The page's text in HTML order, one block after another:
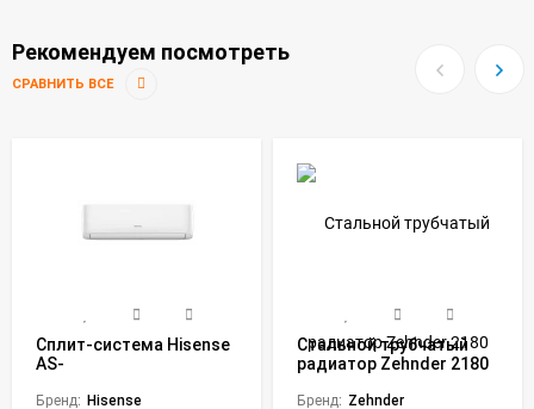
Рекомендуем посмотреть
СРАВНИТЬ ВСЕ
Сплит-система Hisense
AS-
12HW4RLRCA01AW Goal
Бренд: Hisense
Стальной трубчатый
радиатор Zehnder 2180
секции 9205
Бренд: Zehnder